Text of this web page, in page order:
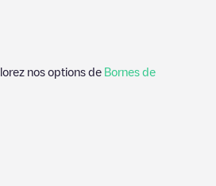
nos options de Bornes de